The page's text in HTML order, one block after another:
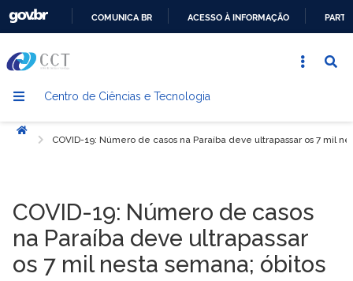
CONTEÚDO
COMUNICA BR ACESSO À INFORMAÇÃO
Centro de Ciências e Tecnologia
Início
COVID-19: Número de casos na Paraíba deve ultrapassar os 7 mil
COVID-19: Número de casos
na Paraíba deve ultrapassar
os 7 mil nesta semana; óbitos